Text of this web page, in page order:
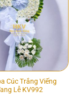
Cúc Trắng Viếng
Lễ KV992